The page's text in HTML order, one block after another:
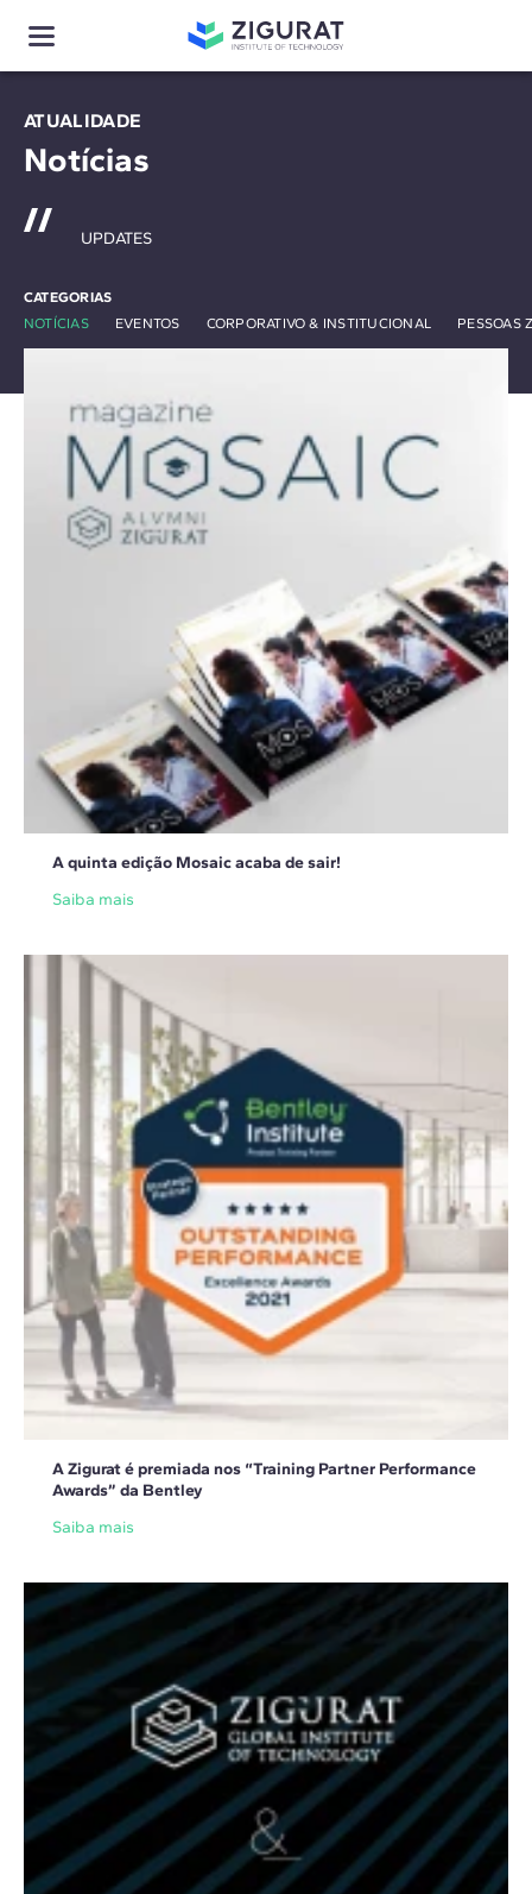
ATUALIDADE
Notícias
CATEGORIAS
NOTÍCIAS
EVENTOS CORPORATIVO & INSTITUCIONAL PESSOAS
UPDATES
A quinta edição Mosaic acaba de sair!
Saiba mais
A Zigurat é premiada nos “Training Partner Performance
Awards” da Bentley
Saiba mais